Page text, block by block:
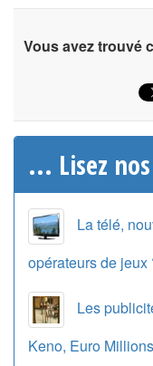
Vous avez trouvé
... Lisez
La télé,
opérateurs de jeux
Les
Keno, Euro